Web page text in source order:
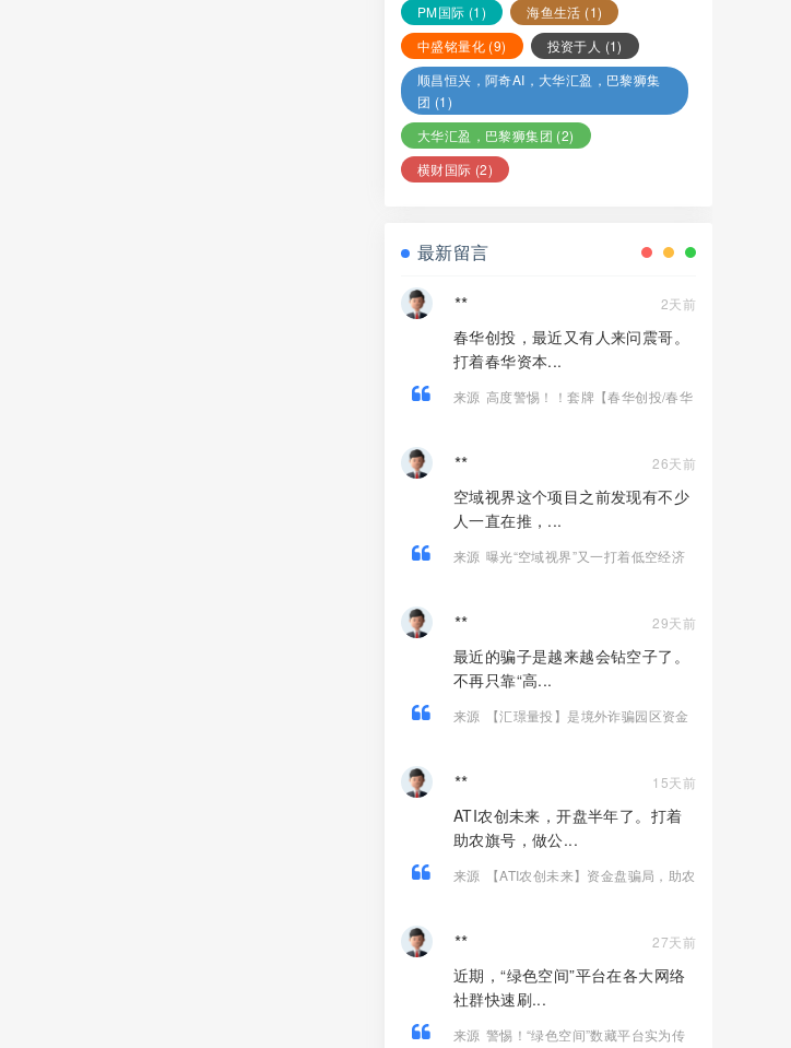
PM国际 (1) 海鱼生活 (1)
中盛铭量化 (9) 投资于人 (1)
顺昌恒兴，阿奇AI，大华汇盈，巴黎狮集
团 (1)
大华汇盈，巴黎狮集团 (2)
横财国际 (2)
最新留言
** 2天前
春华创投，最近又有人来问震哥。
打着春华资本...
来源 高度警惕！！套牌【春华创投/春华
** 26天前
空域视界这个项目之前发现有不少
人一直在推，...
来源 曝光“空域视界”又一打着低空经济
** 29天前
最近的骗子是越来越会钻空子了。
不再只靠“高...
来源
【汇璟量投】是境外诈骗园区资金
** 15天前
ATI农创未来，开盘半年了。打着
助农旗号，做公...
来源
【ATI农创未来】资金盘骗局，助农
** 27天前
近期，“绿色空间”平台在各大网络
社群快速刷...
来源 警惕！“绿色空间”数藏平台实为传